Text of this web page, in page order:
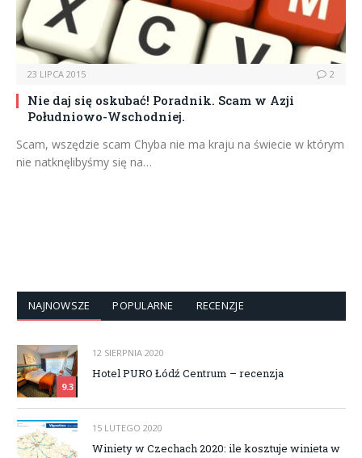
23 LIPCA 2015 2
Nie daj się oskubać! Poradnik. Scam w Azji
Południowo-Wschodniej.
Scam, wszędzie scam Chyba nie ma kraju na świecie w którym
nie natknęlibyśmy się na…
NAJNOWSZE POPULARNE RECENZJE
9.3
12 SIERPNIA 2020
Hotel PURO Łódź Centrum – recenzja
15 LUTEGO 2020
Winiety w Czechach 2020: ile kosztuje winieta w